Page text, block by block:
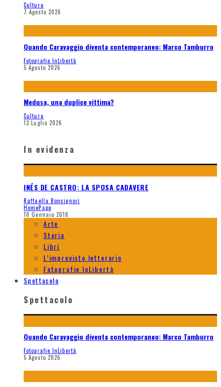
Cultura
7 Agosto 2026
Quando Caravaggio diventa contemporaneo: Marco Tamburro
Fotografie InLibertà
5 Agosto 2026
Medusa, una duplice vittima?
Cultura
13 Luglio 2026
In evidenza
INÉS DE CASTRO: LA SPOSA CADAVERE
Raffaella Bonsignori
HomePage
10 Gennaio 2018
Arte
Storia
Libri
L’imprevisto letterario
Fotografie InLibertà
Spettacolo
Spettacolo
Quando Caravaggio diventa contemporaneo: Marco Tamburro
Fotografie InLibertà
5 Agosto 2026